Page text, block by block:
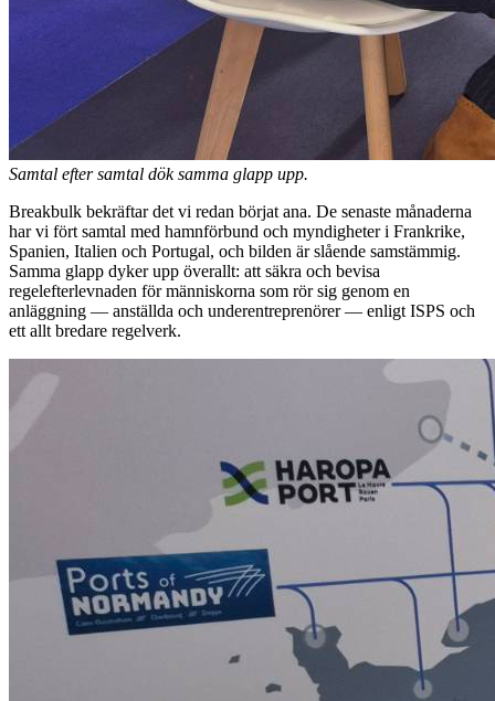
Samtal efter samtal dök samma glapp upp.
Breakbulk bekräftar det vi redan börjat ana. De senaste månaderna
har vi fört samtal med hamnförbund och myndigheter i Frankrike,
Spanien, Italien och Portugal, och bilden är slående samstämmig.
Samma glapp dyker upp överallt: att säkra och bevisa
regelefterlevnaden för människorna som rör sig genom en
anläggning — anställda och underentreprenörer — enligt ISPS och
ett allt bredare regelverk.